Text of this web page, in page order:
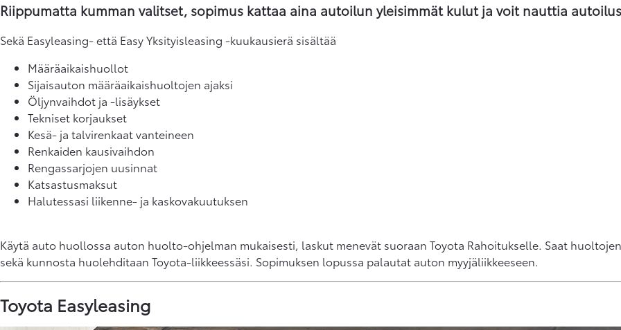
Riippumatta kumman valitset, sopimus kattaa aina autoilun yleisimmät kulut ja voit nauttia
Sekä Easyleasing- että Easy Yksityisleasing -kuukausierä sisältää
Määräaikaishuollot
Sijaisauton määräaikaishuoltojen ajaksi
Öljynvaihdot ja -lisäykset
Tekniset korjaukset
Kesä- ja talvirenkaat vanteineen
Renkaiden kausivaihdon
Rengassarjojen uusinnat
Katsastusmaksut
Halutessasi liikenne- ja kaskovakuutuksen
Käytä auto huollossa auton huolto-ohjelman mukaisesti, laskut menevät suoraan Toyota Rahoitukselle. Saat
sekä kunnosta huolehditaan Toyota-liikkeessäsi. Sopimuksen lopussa palautat auton myyjäliikkeeseen.
Toyota Easyleasing